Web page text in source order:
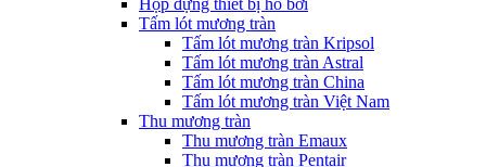
Hộp đựng thiết bị hồ bơi
Tấm lót mương tràn
Tấm lót mương tràn Kripsol
Tấm lót mương tràn Astral
Tấm lót mương tràn China
Tấm lót mương tràn Việt Nam
Thu mương tràn
Thu mương tràn Emaux
Thu mương tràn Pentair